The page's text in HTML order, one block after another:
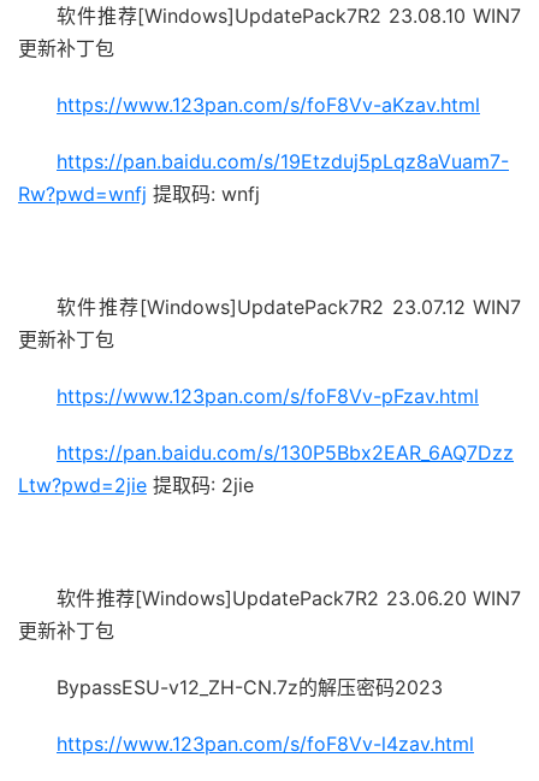
软件推荐[Windows]UpdatePack7R2 23.08.10 WIN7
更新补丁包
https://www.123pan.com/s/foF8Vv-aKzav.html
https://pan.baidu.com/s/19Etzduj5pLqz8aVuam7-
Rw?pwd=wnfj 提取码: wnfj
软件推荐[Windows]UpdatePack7R2 23.07.12 WIN7
更新补丁包
https://www.123pan.com/s/foF8Vv-pFzav.html
https://pan.baidu.com/s/130P5Bbx2EAR_6AQ7Dzz
Ltw?pwd=2jie 提取码: 2jie
软件推荐[Windows]UpdatePack7R2 23.06.20 WIN7
更新补丁包
BypassESU-v12_ZH-CN.7z的解压密码2023
https://www.123pan.com/s/foF8Vv-l4zav.html